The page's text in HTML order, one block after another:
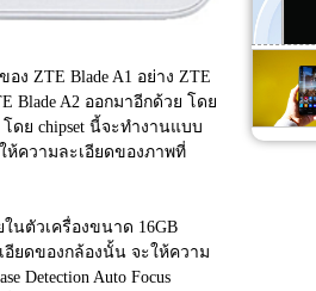
ZTE Blade A1 อย่าง ZTE
Blade A2 ออกมาอีกด้วย โดย
โดย chipset นี้จะทำงานแบบ
ห้ความละเอียดของภาพที่
นตัวเครื่องขนาด 16GB
อียดของกล้องนั้น จะให้ความ
Detection Auto Focus